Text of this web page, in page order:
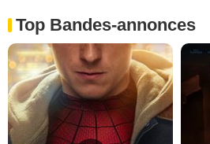
Top Bandes-annonces